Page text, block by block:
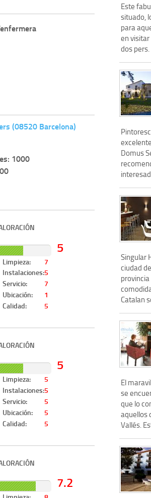
(08520 Barcelona)
1000
5
Limpieza:
7
Instalaciones:5
Servicio:
7
Ubicación:
1
Calidad:
5
5
Limpieza:
5
Instalaciones:5
Servicio:
5
Ubicación:
5
Calidad:
5
7.2
Este
situado,
para
en visitar
dos pers.
Domus
Singular
ciudad
Catalan
El
se
que lo
aquellos
Vallés.